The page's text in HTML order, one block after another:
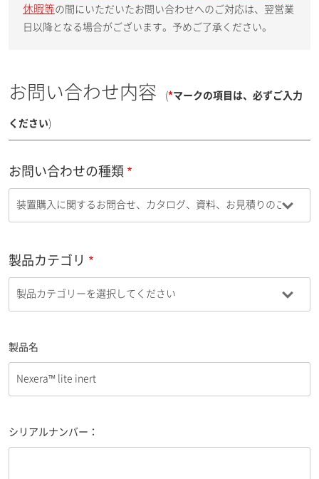
休暇等の間にいただいたお問い合わせへのご対応は、翌営業
日以降となる場合がございます。予めご了承ください。
お問い合わせ内容 (*マークの項目は、必ずご入力
ください)
お問い合わせの種類
製品カテゴリ
製品名
シリアルナンバー：